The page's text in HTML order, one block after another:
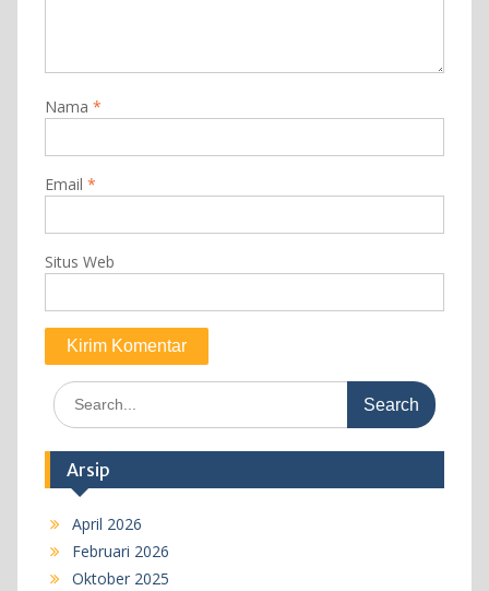
Nama *
Email *
Situs Web
Search
for:
Arsip
April 2026
Februari 2026
Oktober 2025